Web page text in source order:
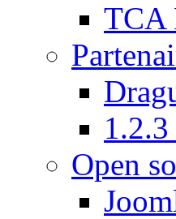
TCA
Open